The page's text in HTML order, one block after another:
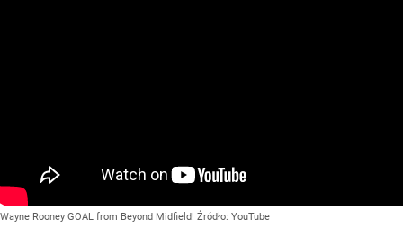
Wayne Rooney GOAL from Beyond Midfield! Źródło: YouTube